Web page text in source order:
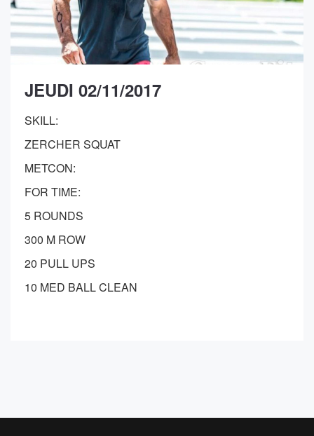
JEUDI 02/11/2017
SKILL:
ZERCHER SQUAT
METCON:
FOR TIME:
5 ROUNDS
300 M ROW
20 PULL UPS
10 MED BALL CLEAN